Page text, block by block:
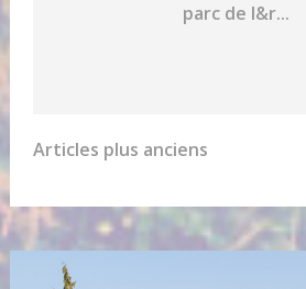
parc de l&r...
Navigation
articles
Articles plus anciens